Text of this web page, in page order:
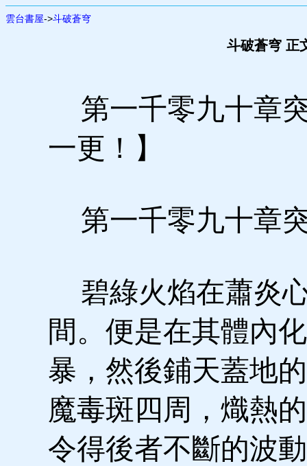
雲台書屋->斗破蒼穹
斗破蒼穹 正
第一千零九十章
一更！】
第一千零九十章
碧綠火焰在蕭炎
間。便是在其體內
暴，然後鋪天蓋地
魔毒斑四周，熾熱
令得後者不斷的波